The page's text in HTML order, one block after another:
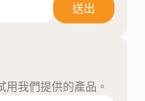
送出
我們提供的產品。